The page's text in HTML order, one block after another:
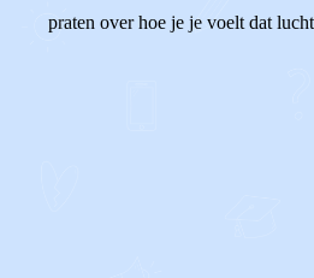
praten over hoe je je voelt dat